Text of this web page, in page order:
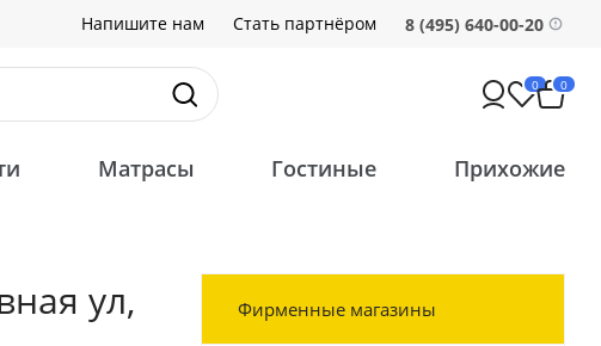
Напишите нам Стать партнёром 8 (495) 640-00-20
0 0
Матрасы Гостиные Прихожие
ул,
Фирменные магазины